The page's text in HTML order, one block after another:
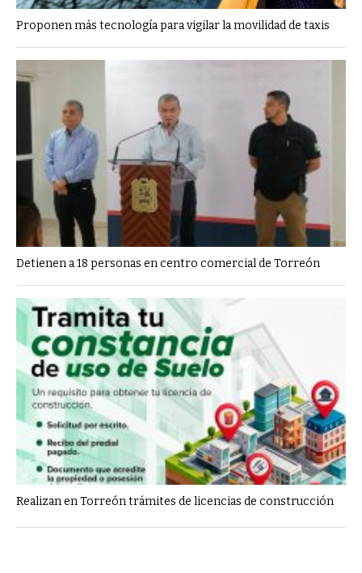
Proponen más tecnología para vigilar la movilidad de taxis
Detienen a 18 personas en centro comercial de Torreón
Realizan en Torreón trámites de licencias de construcción